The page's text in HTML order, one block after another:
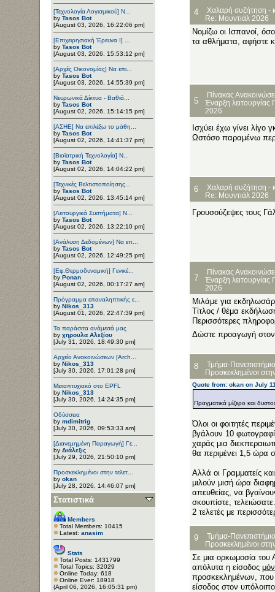
[Τεχνολογία Λογισμικού] Ν...
by Tasos Bot
[August 03, 2026, 16:22:06 pm]
[Επιχειρησιακή Έρευνα Ι] ...
by Tasos Bot
[August 03, 2026, 15:53:12 pm]
[Αρχές Οικονομίας] Να επι...
by Tasos Bot
[August 03, 2026, 14:55:39 pm]
Νευρωνικά Δίκτυα - Βαθιά...
by Tasos Bot
[August 02, 2026, 15:14:15 pm]
[ΑΣΗΕ] Να επιλέξω το μάθη...
by Tasos Bot
[August 02, 2026, 14:41:37 pm]
[Βιοϊατρική Τεχνολογία] Ν...
by Tasos Bot
[August 02, 2026, 14:04:22 pm]
[Τεχνικές Βελτιστοποίησης...
by Tasos Bot
[August 02, 2026, 13:45:14 pm]
[Λειτουργικά Συστήματα] Ν...
by Tasos Bot
[August 02, 2026, 13:22:10 pm]
[Ανάλυση Δεδομένων] Να επ...
by Tasos Bot
[August 02, 2026, 12:49:25 pm]
[Εφ.Θερμοδυναμική] Γενικέ...
by Ponan
[August 02, 2026, 00:17:27 am]
Πρόγραμμα επαναληπτικής ε...
by Nikos_313
[August 01, 2026, 22:47:39 pm]
Τα παράσιτα ανάμεσά μας
by χηρουλα Αλεξίου
[July 31, 2026, 18:49:30 pm]
Αρχείο Ανακοινώσεων [Arch...
by Nikos_313
[July 30, 2026, 17:01:28 pm]
Μεταπτυχιακό στο EPFL
by Nikos_313
[July 30, 2026, 14:24:35 pm]
Οδύσσεια
by mdimitrig
[July 30, 2026, 09:53:33 am]
[Διανεμημένη Παραγωγή] Γε...
by Διάλεξις
[July 29, 2026, 21:50:10 pm]
Προσκεκλημένοι στην τελετ...
by okan
[July 28, 2026, 14:46:07 pm]
Στατιστικά
Members
Total Members: 10415
Latest: anasim
Stats
Total Posts: 1431799
Total Topics: 32029
Online Today: 618
Online Ever: 18918
(April 06, 2026, 16:05:31 pm)
4
Χαλαρή συζήτηση -
Re: Μουντιάλ 2026
Νομίζω οι Ισπανοί,
τα αθλήματα, αφήστε
5
Πίνακας
Έναρξη
2026
Ισχύει έχω γίνει λίγο
Ωστόσο παραμένω
6
Χαλαρή συζήτηση -
Re: Μουντιάλ 2026
Γρουσούζεψες τους
7
Πίνακας
Έναρξη
2026
Μιλάμε για
Τίτλος / θέμα
Περισσότερες
Δώστε προαγωγή
8
Τμήμα-
Προσκεκλημένοι
Quote from: okan on July
Πραγματικά μίζερο και
Όλοι οι φοιτητές
βγάλουν 10
χαράς μια
θα περιμένει 1,5 ώρα
Αλλά οι Γραμματείς
μιλούν μισή ώρα
απευθείας, να
σκουπίστε,
2 τελετές με
9
Τμήμα-
Προσκεκλημένοι
Σε μια ορκωμοσία του
απόλυτα η είσοδος
προσκεκλημένων, που
είσοδος στον